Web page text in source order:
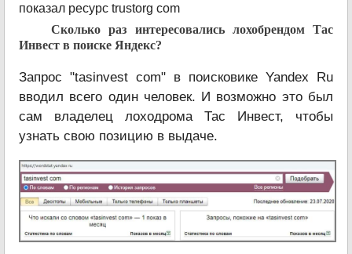
показал ресурс trustorg com
Сколько раз интересовались лохобрендом Тас
Инвест в поиске Яндекс?
Запрос "tasinvest com" в поисковике Yandex Ru
вводил всего один человек. И возможно это был
сам владелец лоходрома Тас Инвест, чтобы
узнать свою позицию в выдаче.